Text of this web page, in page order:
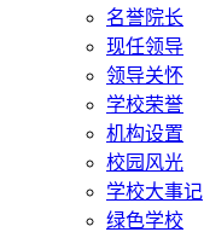
名誉院长
现任领导
领导关怀
学校荣誉
机构设置
校园风光
学校大事记
绿色学校